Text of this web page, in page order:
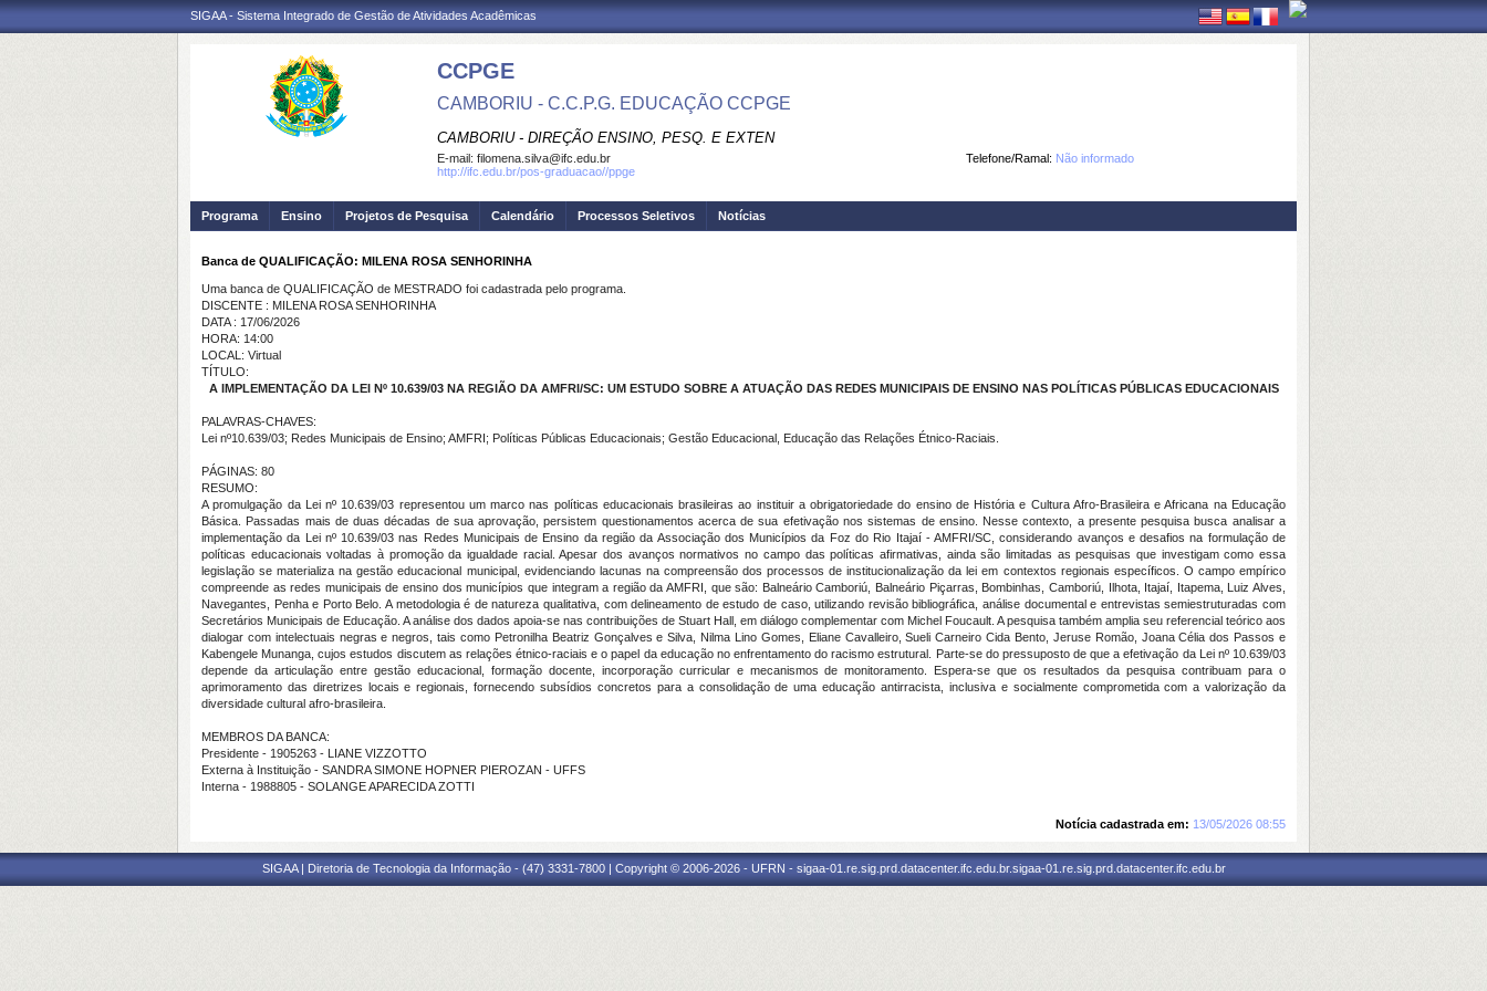
SIGAA - Sistema Integrado de Gestão de Atividades Acadêmicas
CCPGE
CAMBORIU - C.C.P.G. EDUCAÇÃO CCPGE
CAMBORIU - DIREÇÃO ENSINO, PESQ. E EXTEN
Telefone/Ramal: Não informado
E-mail: filomena.silva@ifc.edu.br
http://ifc.edu.br/pos-graduacao//ppge
Programa Ensino Projetos de Pesquisa Calendário Processos Seletivos Notícias
Banca de QUALIFICAÇÃO: MILENA ROSA SENHORINHA
Uma banca de QUALIFICAÇÃO de MESTRADO foi cadastrada pelo programa.
DISCENTE : MILENA ROSA SENHORINHA
DATA : 17/06/2026
HORA: 14:00
LOCAL: Virtual
TÍTULO:
A IMPLEMENTAÇÃO DA LEI Nº 10.639/03 NA REGIÃO DA AMFRI/SC: UM ESTUDO SOBRE A ATUAÇÃO DAS REDES MUNICIPAIS DE ENSINO NAS POLÍTICAS PÚBLICAS EDUCACIONAIS
PALAVRAS-CHAVES:
Lei nº10.639/03; Redes Municipais de Ensino; AMFRI; Políticas Públicas Educacionais; Gestão Educacional, Educação das Relações Étnico-Raciais.
PÁGINAS: 80
RESUMO:
A promulgação da Lei nº 10.639/03 representou um marco nas políticas educacionais brasileiras ao instituir a obrigatoriedade do ensino de História e Cultura Afro-Brasileira e Africana na Educação
Básica. Passadas mais de duas décadas de sua aprovação, persistem questionamentos acerca de sua efetivação nos sistemas de ensino. Nesse contexto, a presente pesquisa busca analisar a
implementação da Lei nº 10.639/03 nas Redes Municipais de Ensino da região da Associação dos Municípios da Foz do Rio Itajaí - AMFRI/SC, considerando avanços e desafios na formulação de
políticas educacionais voltadas à promoção da igualdade racial. Apesar dos avanços normativos no campo das políticas afirmativas, ainda são limitadas as pesquisas que investigam como essa
legislação se materializa na gestão educacional municipal, evidenciando lacunas na compreensão dos processos de institucionalização da lei em contextos regionais específicos. O campo empírico
compreende as redes municipais de ensino dos municípios que integram a região da AMFRI, que são: Balneário Camboriú, Balneário Piçarras, Bombinhas, Camboriú, Ilhota, Itajaí, Itapema, Luiz Alves,
Navegantes, Penha e Porto Belo. A metodologia é de natureza qualitativa, com delineamento de estudo de caso, utilizando revisão bibliográfica, análise documental e entrevistas semiestruturadas com
Secretários Municipais de Educação. A análise dos dados apoia-se nas contribuições de Stuart Hall, em diálogo complementar com Michel Foucault. A pesquisa também amplia seu referencial teórico aos
dialogar com intelectuais negras e negros, tais como Petronilha Beatriz Gonçalves e Silva, Nilma Lino Gomes, Eliane Cavalleiro, Sueli Carneiro Cida Bento, Jeruse Romão, Joana Célia dos Passos e
Kabengele Munanga, cujos estudos discutem as relações étnico-raciais e o papel da educação no enfrentamento do racismo estrutural. Parte-se do pressuposto de que a efetivação da Lei nº 10.639/03
depende da articulação entre gestão educacional, formação docente, incorporação curricular e mecanismos de monitoramento. Espera-se que os resultados da pesquisa contribuam para o
aprimoramento das diretrizes locais e regionais, fornecendo subsídios concretos para a consolidação de uma educação antirracista, inclusiva e socialmente comprometida com a valorização da
diversidade cultural afro-brasileira.
MEMBROS DA BANCA:
Presidente - 1905263 - LIANE VIZZOTTO
Externa à Instituição - SANDRA SIMONE HOPNER PIEROZAN - UFFS
Interna - 1988805 - SOLANGE APARECIDA ZOTTI
Notícia cadastrada em: 13/05/2026 08:55
SIGAA | Diretoria de Tecnologia da Informação - (47) 3331-7800 | Copyright © 2006-2026 - UFRN - sigaa-01.re.sig.prd.datacenter.ifc.edu.br.sigaa-01.re.sig.prd.datacenter.ifc.edu.br